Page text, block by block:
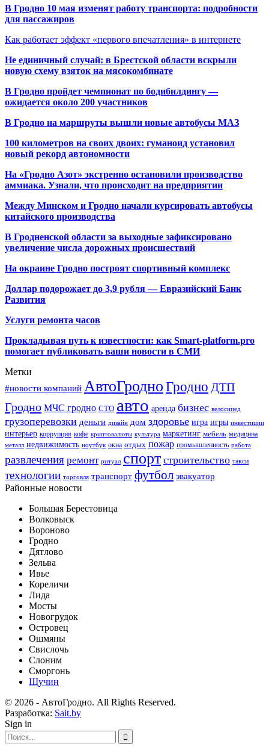
В Гродно 10 мая изменят работу транспорта: подробности
для пассажиров
Как работает эффект «первого впечатления» в интернете
Не единичный случай: в Брестской области вскрыли
новую схему взяток на мясокомбинате
В Гродно пройдет чемпионат по бодибилдингу —
ожидается около 200 участников
В Гродно на маршруты вышли новые автобусы МАЗ
100 километров на своих двоих: гуманоид установил
новый рекорд автономности
На «Гродно Азот» экстренно остановили производство
аммиака. Узнали, что происходит на предприятии
Между Минском и Гродно начали курсировать автобусы
китайского производства
В Гродненской области за выходные зафиксировано
увеличение числа дорожных происшествий
На окраине Гродно построят спортивный комплекс
Доллар подорожает до 3,9 рубля — Евразийский Банк
Развития
Услуги ремонта часов
Прокладывая путь к известности: как Smart-platform.pro
помогает публиковать ваши новости в СМИ
Метки
#новости компаний АвтоГродноГродно ДТП
Гродно МЧС гродно СТО авто аренда бизнес велосипед
грузоперевозки деньги дизайн дом здоровье игра игры инвестиции
интерьер коррупция кофе криптовалюты культура маркетинг мебель медицина
металл недвижимость ноутбук окна отдых пожар промышленность работа
развлечения ремонт ритуал спорт строительство такси
технологии торговля транспорт футбол эвакуатор
Районные новости
Большая Берестовица
Волковыск
Вороново
Гродно
Дятлово
Зельва
Ивье
Кореличи
Лида
Мосты
Новогрудок
Островец
Ошмяны
Свислочь
Слоним
Сморгонь
Щучин
© 2026 - АвтоГродно. All Rights Reserved.
Разработка: Sait.by
Sign in